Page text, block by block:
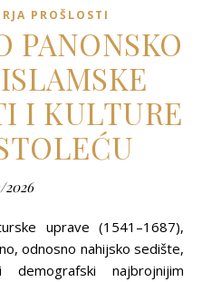
PROŠLOSTI
PANONSKO
I KULTURE
2026
odnosno nahijsko sedište,
najbrojnijim